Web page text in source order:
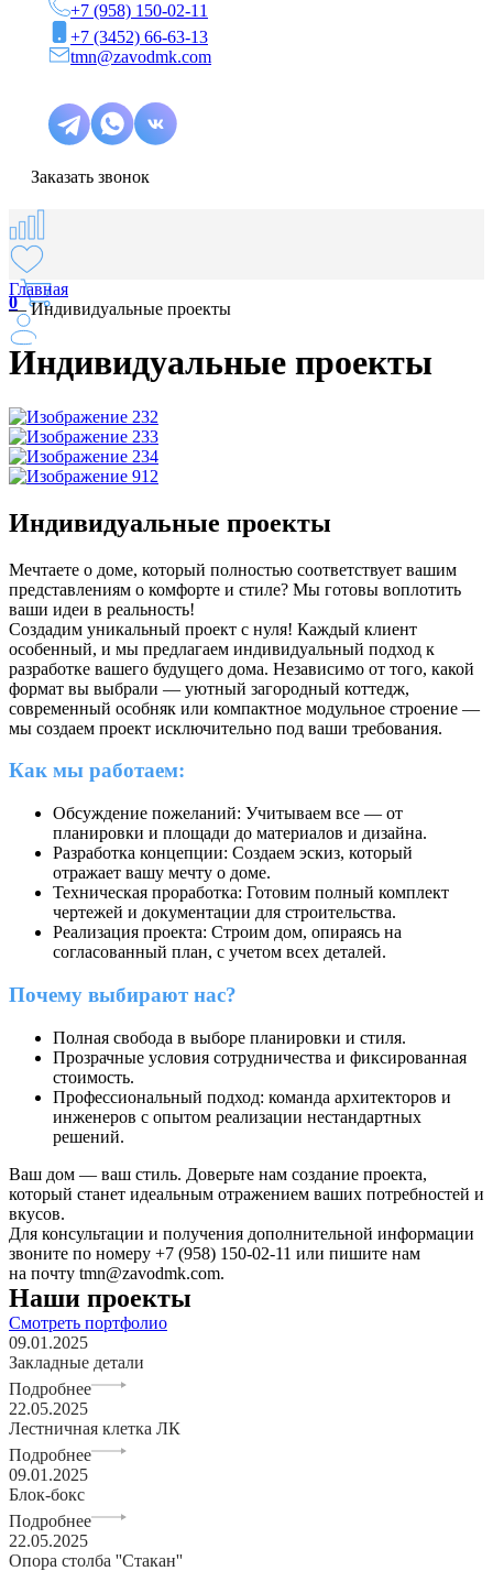
+7 (958) 150-02-11
+7 (3452) 66-63-13
tmn@zavodmk.com
Заказать звонок
0
Главная
—Индивидуальные проекты
Индивидуальные проекты
Индивидуальные проекты
Мечтаете о доме, который полностью соответствует вашим
представлениям о комфорте и стиле? Мы готовы воплотить
ваши идеи в реальность!
Создадим уникальный проект с нуля! Каждый клиент
особенный, и мы предлагаем индивидуальный подход к
разработке вашего будущего дома. Независимо от того, какой
формат вы выбрали — уютный загородный коттедж,
современный особняк или компактное модульное строение —
мы создаем проект исключительно под ваши требования.
Как мы работаем:
Обсуждение пожеланий: Учитываем все — от
планировки и площади до материалов и дизайна.
Разработка концепции: Создаем эскиз, который
отражает вашу мечту о доме.
Техническая проработка: Готовим полный комплект
чертежей и документации для строительства.
Реализация проекта: Строим дом, опираясь на
согласованный план, с учетом всех деталей.
Почему выбирают нас?
Полная свобода в выборе планировки и стиля.
Прозрачные условия сотрудничества и фиксированная
стоимость.
Профессиональный подход: команда архитекторов и
инженеров с опытом реализации нестандартных
решений.
Ваш дом — ваш стиль. Доверьте нам создание проекта,
который станет идеальным отражением ваших потребностей и
вкусов.
Для консультации и получения дополнительной информации
звоните по номеру +7 (958) 150-02-11 или пишите нам
на почту tmn@zavodmk.com.
Наши проекты
Смотреть портфолио
09.01.2025
Закладные детали
Подробнее
22.05.2025
Лестничная клетка ЛК
Подробнее
09.01.2025
Блок-бокс
Подробнее
22.05.2025
Опора столба ''Стакан''